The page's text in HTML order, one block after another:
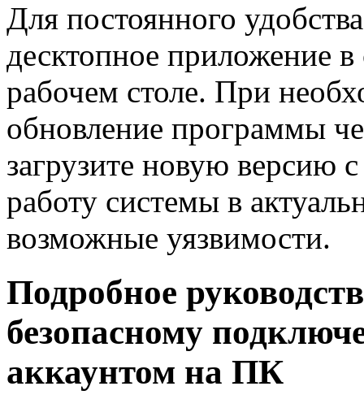
Для постоянного
десктопное приложение
рабочем столе. При
обновление программы
загрузите новую версию
работу системы в
возможные уязвимости.
Подробное
безопасному
аккаунтом на ПК